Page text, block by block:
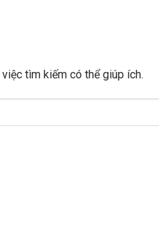
tìm kiếm có thể giúp ích.